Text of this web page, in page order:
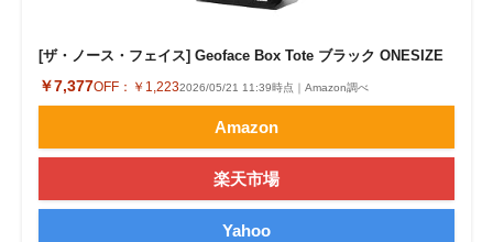
企業ITのトレンドを詳説
経営リーダーのコミュニティ
マーケ×ITの今がよく分かる
ITエンジニア向け専門サイト
[ザ・ノース・フェイス] Geoface Box Tote ブラック ONESIZE
￥7,377OFF： ￥1,2232026/05/21 11:39時点｜Amazon調べ
Amazon
楽天市場
Yahoo